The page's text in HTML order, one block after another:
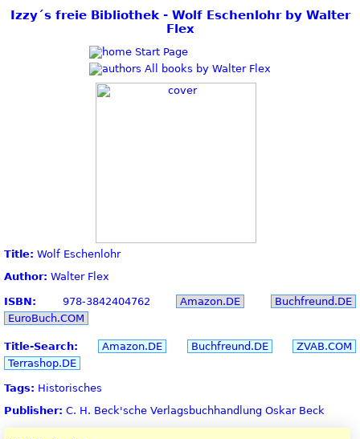
Izzy´s freie Bibliothek - Wolf Eschenlohr by Walter
Flex
Start Page
All books by Walter Flex
Title: Wolf Eschenlohr
Author: Walter Flex
ISBN: 978-3842404762 Amazon.DE
Buchfreund.DE
EuroBuch.COM
Title-Search: Amazon.DE Buchfreund.DE
ZVAB.COM
Terrashop.DE
Tags: Historisches
Publisher: C. H. Beck'sche Verlagsbuchhandlung Oskar Beck